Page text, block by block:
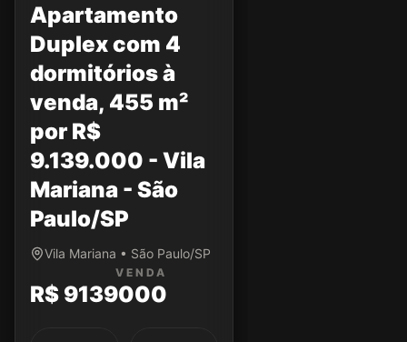
Apartamento
Duplex com 4
dormitórios à
venda, 455 m²
por R$
9.139.000 - Vila
Mariana - São
Paulo/SP
Vila Mariana • São Paulo/SP
VENDA
R$ 9139000